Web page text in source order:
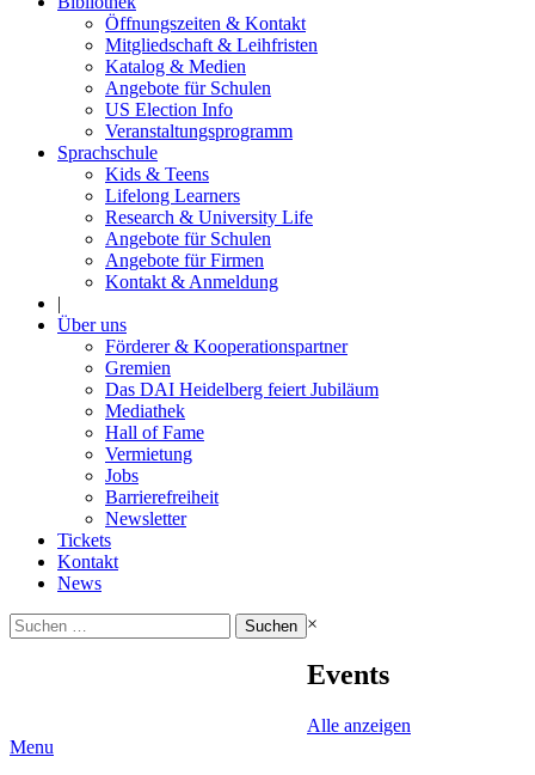
Öffnungszeiten & Kontakt
Mitgliedschaft & Leihfristen
Katalog & Medien
Angebote für Schulen
US Election Info
Veranstaltungsprogramm
Sprachschule
Kids & Teens
Lifelong Learners
Research & University Life
Angebote für Schulen
Angebote für Firmen
Kontakt & Anmeldung
|
Über uns
Förderer & Kooperationspartner
Gremien
Das DAI Heidelberg feiert Jubiläum
Mediathek
Hall of Fame
Vermietung
Jobs
Barrierefreiheit
Newsletter
Tickets
Kontakt
News
Suchen
nach:
×
Events
Alle anzeigen
Menu